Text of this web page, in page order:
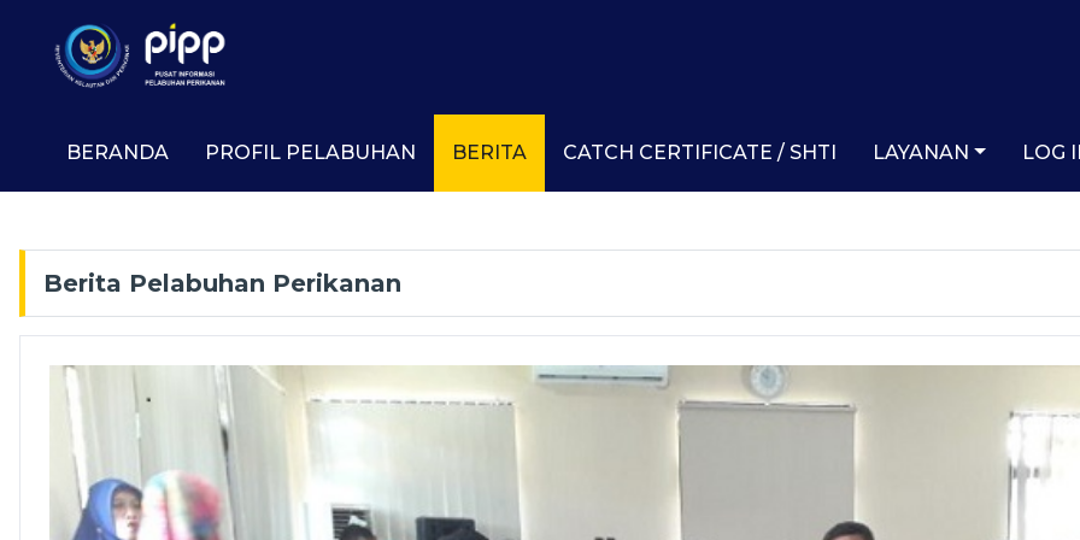
BERANDA PROFIL PELABUHAN BERITA CATCH CERTIFICATE / SHTI LAYANAN LOG
Berita Pelabuhan Perikanan